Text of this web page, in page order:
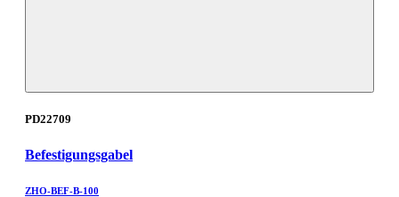
PD22709
Befestigungsgabel
ZHO-BEF-B-100